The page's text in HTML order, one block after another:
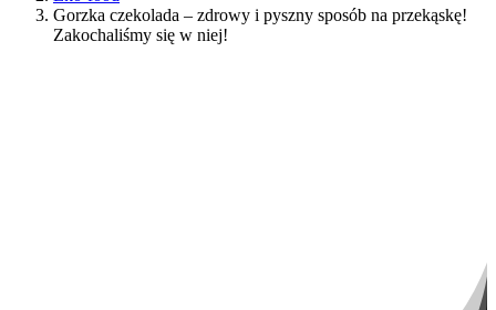
Gorzka czekolada – zdrowy i pyszny sposób na przekąskę!
Zakochaliśmy się w niej!